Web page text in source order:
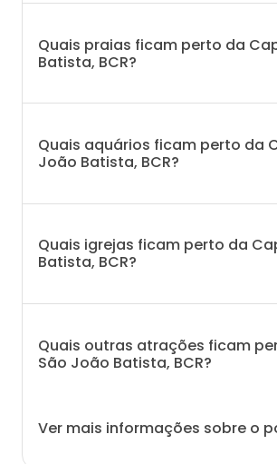
Quais praias ficam perto da
Batista, BCR?
Quais aquários ficam perto da
João Batista, BCR?
Quais igrejas ficam perto da
Batista, BCR?
Quais outras atrações ficam
São João Batista, BCR?
Ver mais informações sobre o